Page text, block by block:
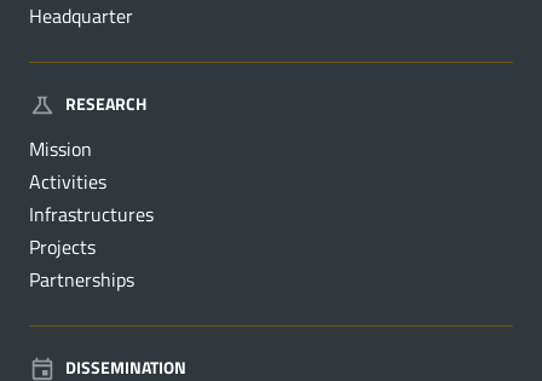
Headquarter
RESEARCH
Mission
Activities
Infrastructures
Projects
Partnerships
DISSEMINATION